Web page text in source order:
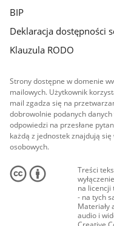
BIP
Deklaracja dostępności
Klauzula RODO
Strony dostępne w domenie
mailowych. Użytkownik
mail zgadza się na
dobrowolnie podanych
odpowiedzi na przesłane
każdą z jednostek znajdują
osobowych.
Treści
na licencji
- na tych
Materiały
audio i